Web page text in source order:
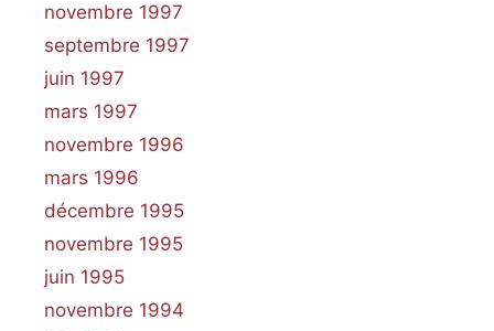
novembre 1997
septembre 1997
juin 1997
mars 1997
novembre 1996
mars 1996
décembre 1995
novembre 1995
juin 1995
novembre 1994